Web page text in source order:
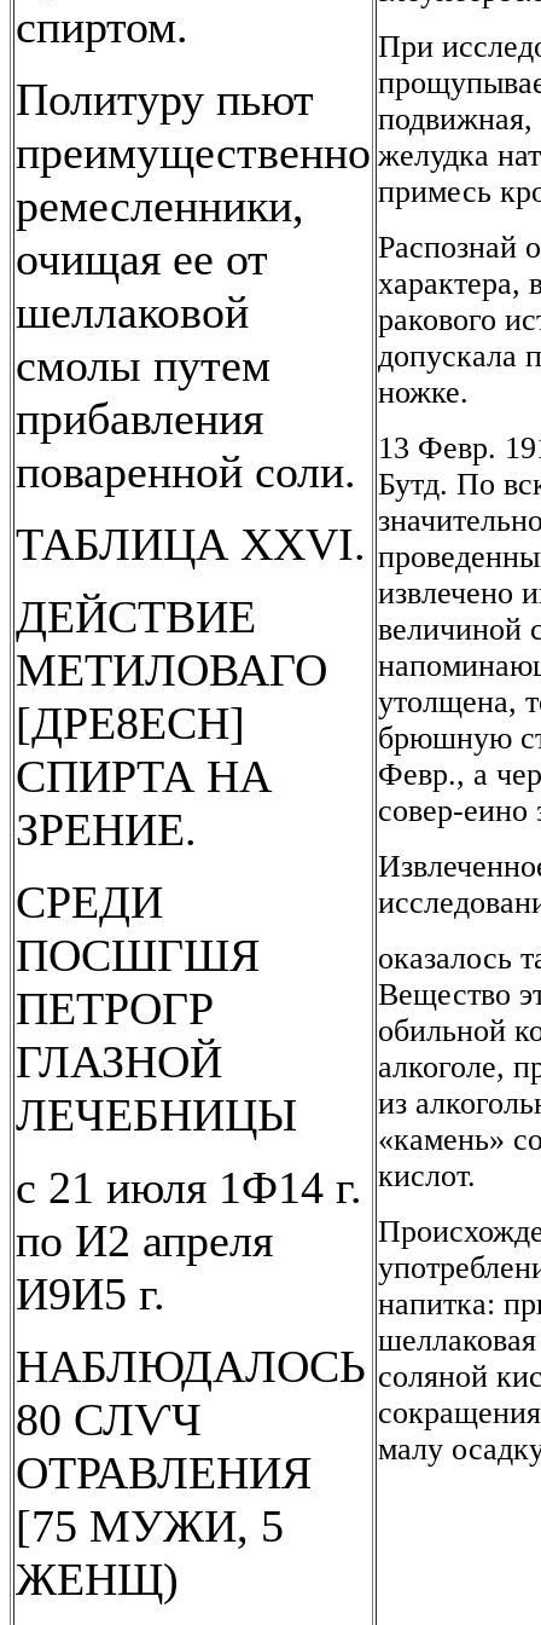
спиртом.
Политуру пьют
преимущественно
ремесленники,
очищая ее от
шеллаковой
смолы путем
прибавления
поваренной соли.
ТАБЛИЦА XXVI.
ДЕЙСТВИЕ
МЕТИЛОВАГО
[ДРЕ8ЕСН]
СПИРТА НА
ЗРЕНИЕ.
СРЕДИ
ПОСШГШЯ
ПЕТРОГР
ГЛАЗНОЙ
ЛЕЧЕБНИЦЫ
с 21 июля 1Ф14 г.
по И2 апреля
И9И5 г.
НАБЛЮДАЛОСЬ
80 СЛѴЧ
ОТРАВЛЕНИЯ
[75 МУЖИ, 5
ЖЕНЩ)
При
подвижная,
желудка
примесь
Распознай
характера,
ракового
допускала
ножке.
13 Февр.
Бутд. По
извлечено
величиной
утолщена,
брюшную
Февр., а
совер-еино
оказалось
Вещество
обильной
алкоголе,
из
«камень»
кислот.
напитка:
соляной
малу